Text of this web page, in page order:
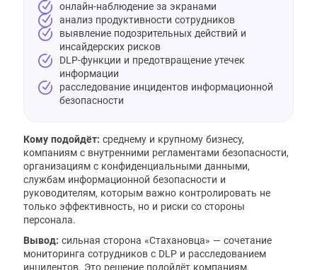
онлайн-наблюдение за экранами
анализ продуктивности сотрудников
выявление подозрительных действий и
инсайдерских рисков
DLP-функции и предотвращение утечек
информации
расследование инцидентов информационной
безопасности
Кому подойдёт: среднему и крупному бизнесу,
компаниям с внутренними регламентами безопасности,
организациям с конфиденциальными данными,
службам информационной безопасности и
руководителям, которым важно контролировать не
только эффективность, но и риски со стороны
персонала.
Вывод: сильная сторона «Стахановца» — сочетание
мониторинга сотрудников с DLP и расследованием
инцидентов. Это решение подойдёт компаниям,